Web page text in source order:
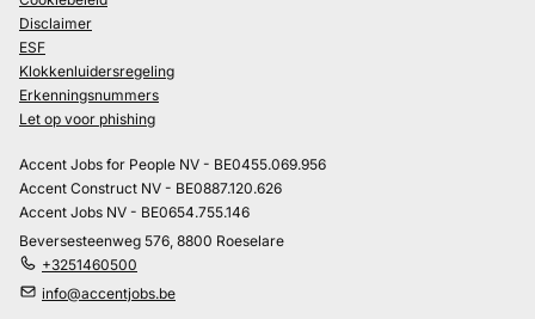
Disclaimer
ESF
Klokkenluidersregeling
Erkenningsnummers
Let op voor phishing
Accent Jobs for People NV - BE0455.069.956
Accent Construct NV - BE0887.120.626
Accent Jobs NV - BE0654.755.146
Beversesteenweg 576, 8800 Roeselare
+3251460500
info@accentjobs.be